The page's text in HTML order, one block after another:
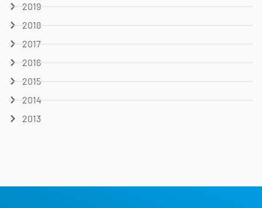
2019
2018
2017
2016
2015
2014
2013